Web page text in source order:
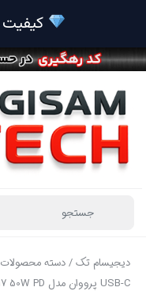
دیجیسام تک/دسته محصولات
USB-C پرووان مدل PCC117 50W PD طول 1متر